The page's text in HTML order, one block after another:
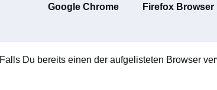
Google Chrome Firefox Browser
Falls Du bereits einen der aufgelisteten Browser